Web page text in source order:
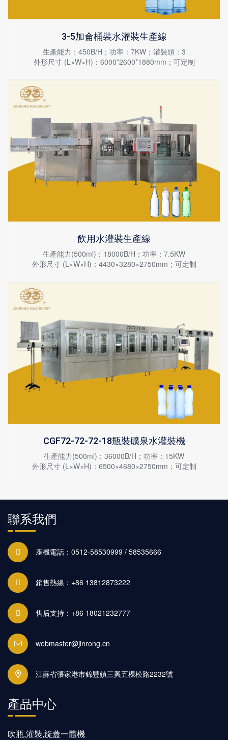
3-5加侖桶裝水灌裝生產線
生產能力：450B/H；功率：7KW；灌裝頭：3
外形尺寸 (L×W×H)：6000*2600*1880mm；可定制
飲用水灌裝生產線
生產能力(500ml)：18000B/H；功率：7.5KW
外形尺寸 (L×W×H)：4430×3280×2750mm；可定制
CGF72-72-72-18瓶裝礦泉水灌裝機
生產能力(500ml)：36000B/H；功率：15KW
外形尺寸 (L×W×H)：6500×4680×2750mm；可定制
聯系我們
座機電話：0512-58530999 / 58535666
銷售熱線：+86 13812873222
售后支持：+86 18021232777
webmaster@jinrong.cn
江蘇省張家港市錦豐鎮三興五棵松路2232號
產品中心
吹瓶,灌裝,旋蓋一體機